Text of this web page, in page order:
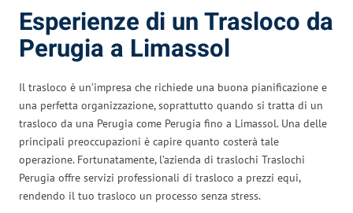
Esperienze di un Trasloco da
Perugia a Limassol
Il trasloco è un’impresa che richiede una buona pianificazione e
una perfetta organizzazione, soprattutto quando si tratta di un
trasloco da una Perugia come Perugia fino a Limassol. Una delle
principali preoccupazioni è capire quanto costerà tale
operazione. Fortunatamente, l’azienda di traslochi Traslochi
Perugia offre servizi professionali di trasloco a prezzi equi,
rendendo il tuo trasloco un processo senza stress.